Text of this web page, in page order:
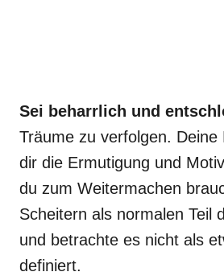
Sei beharrlich und
Träume zu verfolgen. Deine
dir die Ermutigung und
du zum Weitermachen
Scheitern als normalen Teil
und betrachte es nicht als
definiert.